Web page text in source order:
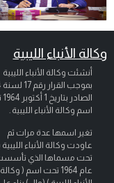
وكالة الأنباء الليبية
أنشئت وكالة الأنباء الليبية
الصادر بتاريخ 1 أكتوبر 1964
اسم وكالة الأنباء الليبية .
تغير اسمها عدة مرات ثم
عاودت وكالة الأنباء الليبية
تحت مسماها الذي
عام 1964 تحت اسم ( وكالة